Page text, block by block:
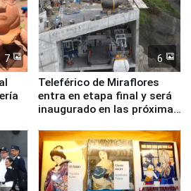
7 6
Teleférico de Miraflores
entra en etapa final y será
inaugurado en las próximas